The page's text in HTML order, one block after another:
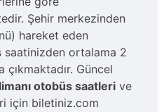
Şehir merkezinden
hareket eden
saatinizden ortalama 2
çıkmaktadır. Güncel
otobüs saatleri ve
için biletiniz.com